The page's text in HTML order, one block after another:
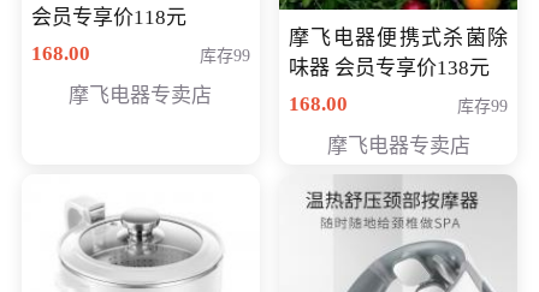
会员专享价118元
168.00
库存99
摩飞电器专卖店
摩飞电器便携式杀菌除
味器 会员专享价138元
168.00
库存99
摩飞电器专卖店